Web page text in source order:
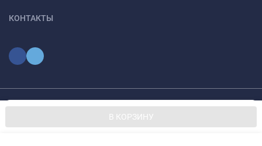
В КОРЗИНУ
КОНТАКТЫ